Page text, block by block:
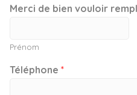
Merci de bien vouloir
Prénom
Téléphone *